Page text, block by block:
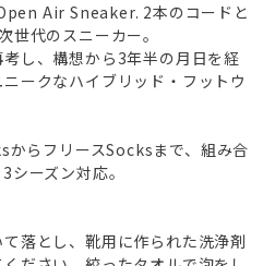
Air Sneaker. 2本のコードと
世代のスニーカー。
し、構想から3年半の月日を経
ークなハイブリッド・フットウ
らフリースSocksまで、組み合
シーズン対応。
落とし、靴用に作られた洗浄剤